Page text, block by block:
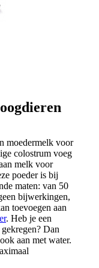
moedermelk voor
colostrum voeg
melk voor
poeder is bij
maten: van 50
bijwerkingen,
toevoegen aan
. Heb je een
Dan
aan met water.